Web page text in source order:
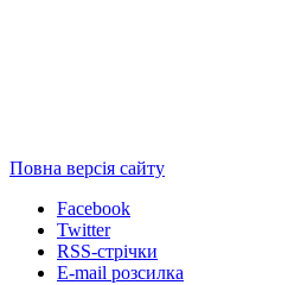
Повна версія сайту
Facebook
Twitter
RSS-стрічки
E-mail розсилка